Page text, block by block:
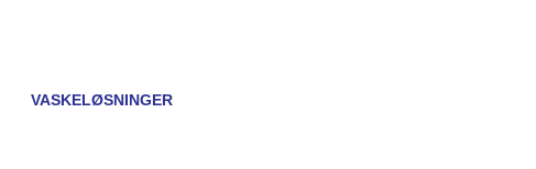
VASKELØSNINGER